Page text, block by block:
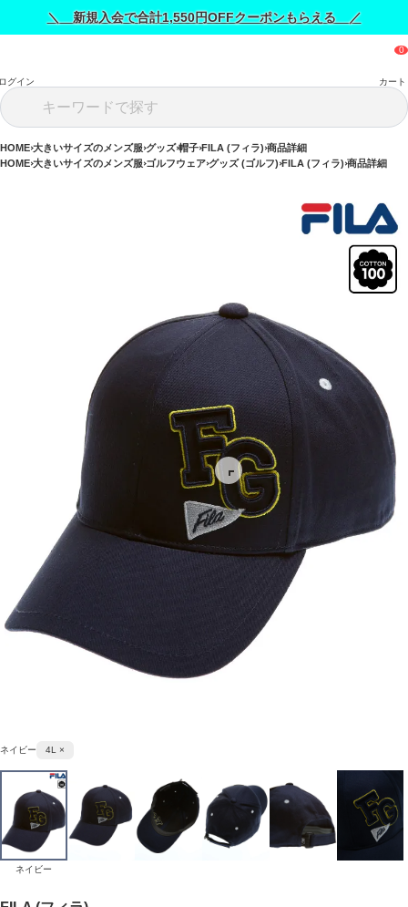
＼ 新規入会で合計1,550円OFFクーポンもらえる ／
グイン カート
HOME 大きいサイズのメンズ服 グッズ 帽子 FILA (フィラ) 商品詳細
HOME 大きいサイズのメンズ服 ゴルフウェア グッズ (ゴルフ) FILA (フィラ) 商品詳細
ネイビー 4L ×
ネイビー